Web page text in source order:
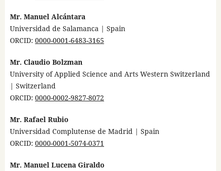
Mr. Manuel Alcántara
Universidad de Salamanca | Spain
ORCID: 0000-0001-6483-3165
Mr. Claudio Bolzman
University of Applied Science and Arts Western Switzerland
| Switzerland
ORCID: 0000-0002-9827-8072
Mr. Rafael Rubio
Universidad Complutense de Madrid | Spain
ORCID: 0000-0001-5074-0371
Mr. Manuel Lucena Giraldo